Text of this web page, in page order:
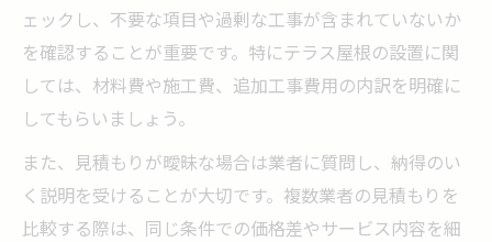
ェックし、不要な項目や過剰な工事が含まれていないか
を確認することが重要です。特にテラス屋根の設置に関
しては、材料費や施工費、追加工事費用の内訳を明確に
してもらいましょう。
また、見積もりが曖昧な場合は業者に質問し、納得のい
く説明を受けることが大切です。複数業者の見積もりを
比較する際は、同じ条件での価格差やサービス内容を細